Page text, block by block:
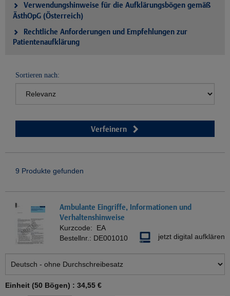
Verwendungshinweise für die Aufklärungsbögen gemäß
ÄsthOpG (Österreich)
Rechtliche Anforderungen und Empfehlungen zur
Patientenaufklärung
Sortieren nach:
Verfeinern
9 Produkte gefunden
Ambulante Eingriffe, Informationen und
Verhaltenshinweise
Kurzcode: EA
Bestellnr.: DE001010 jetzt digital aufklären
Einheit (50 Bögen) : 34,55 €